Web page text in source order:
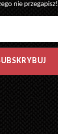
nie przegapisz!